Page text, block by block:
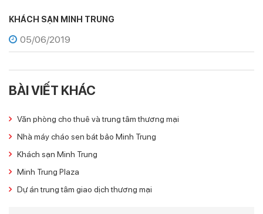
KHÁCH SẠN MINH TRUNG
05/06/2019
BÀI VIẾT KHÁC
Văn phòng cho thuê và trung tâm thương mại
Nhà máy cháo sen bát bảo Minh Trung
Khách sạn Minh Trung
Minh Trung Plaza
Dự án trung tâm giao dịch thương mại